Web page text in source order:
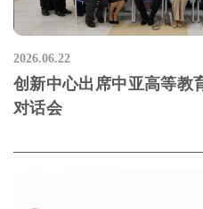
2026.06.22
创新中心出席中亚高等教
对话会